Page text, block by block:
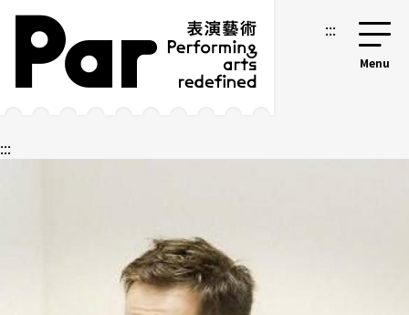
跳到主要内容区块
网站导览 :::
:::